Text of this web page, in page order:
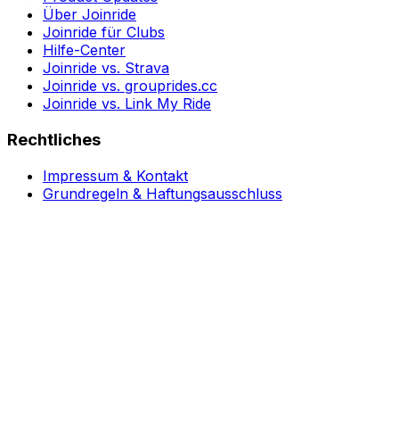
Über Joinride
Joinride für Clubs
Hilfe-Center
Joinride vs. Strava
Joinride vs. grouprides.cc
Joinride vs. Link My Ride
Rechtliches
Impressum & Kontakt
Grundregeln & Haftungsausschluss